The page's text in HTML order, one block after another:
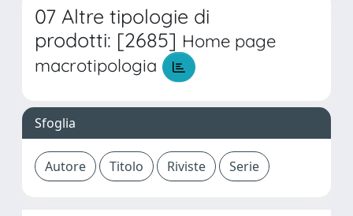
07 Altre tipologie di
prodotti: [2685] Home page
macrotipologia
Sfoglia